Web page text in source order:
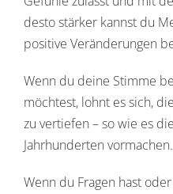
desto stärker kannst du
positive Veränderungen
Wenn du deine Stimme
möchtest, lohnt es sich,
zu vertiefen – so wie es
Jahrhunderten vormachen.
Wenn du Fragen hast